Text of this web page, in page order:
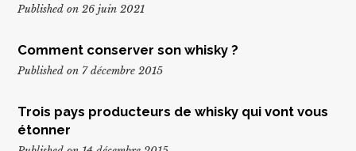
Published on 26 juin 2021
Comment conserver son whisky ?
Published on 7 décembre 2015
Trois pays producteurs de whisky qui vont vous
étonner